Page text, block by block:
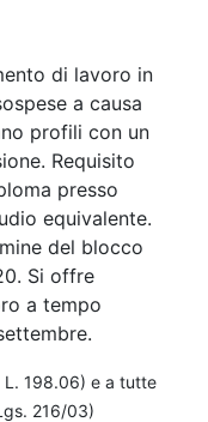
di lavoro in
a causa
profili con un
Requisito
presso
equivalente.
del blocco
Si offre
a tempo
L. 198.06) e a tutte
216/03)